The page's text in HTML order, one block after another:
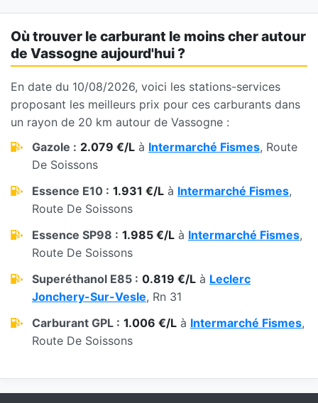
Où trouver le carburant le moins cher autour
de Vassogne aujourd'hui ?
En date du 10/08/2026, voici les stations-services
proposant les meilleurs prix pour ces carburants dans
un rayon de 20 km autour de Vassogne :
Gazole : 2.079 €/L à Intermarché Fismes, Route
De Soissons
Essence E10 : 1.931 €/L à Intermarché Fismes,
Route De Soissons
Essence SP98 : 1.985 €/L à Intermarché Fismes,
Route De Soissons
Superéthanol E85 : 0.819 €/L à Leclerc
Jonchery-Sur-Vesle, Rn 31
Carburant GPL : 1.006 €/L à Intermarché Fismes,
Route De Soissons